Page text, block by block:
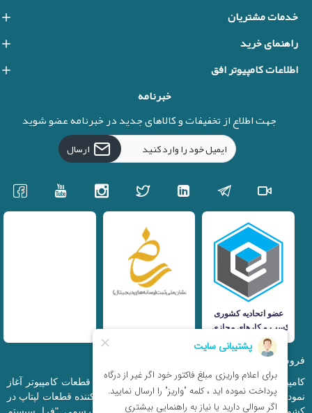
خدمات مشتریان
راهنمای خرید
اطلاعات کامپیوتر افق
خبرنامه
جهت اطلاع از تخفیفات و کالاهای جدید در خبرنامه عضو شوید
ارسال
فروشگاه اینترنتی iranfso (کامپیوتر افق)
کامپیوتر افق، فعالیت خود را از سال 1377 در زمینه قطعات کامپیوتر آغاز
نمود و در حال حاضر به بزرگترین وارد کننده و توزیع کننده قطعات لپتاپ در